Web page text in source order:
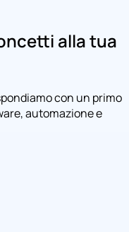
alla tua
con un primo
automazione e